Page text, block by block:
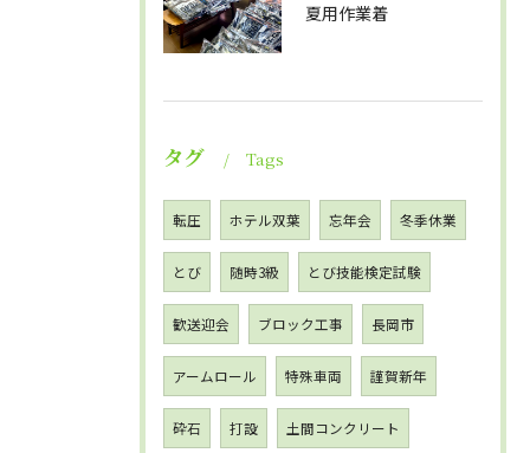
夏用作業着
タグ Tags
転圧 ホテル双葉 忘年会 冬季休業
とび 随時3級 とび技能検定試験
歓送迎会 ブロック工事 長岡市
アームロール 特殊車両 謹賀新年
砕石 打設 土間コンクリート